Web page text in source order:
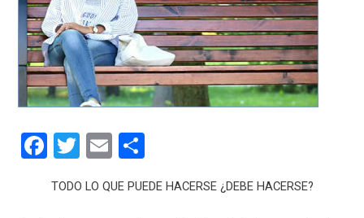
F
ce
T
tt
E
ail m
TODO LO QUE PUEDE HACERSE ¿DEBE HACERSE?